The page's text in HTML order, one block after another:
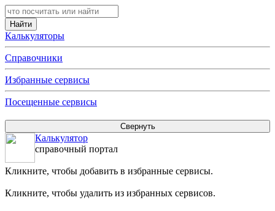
Калькуляторы
Справочники
Избранные сервисы
Посещенные сервисы
Калькулятор
справочный портал
Кликните, чтобы добавить в избранные сервисы.
Кликните, чтобы удалить из избранных сервисов.